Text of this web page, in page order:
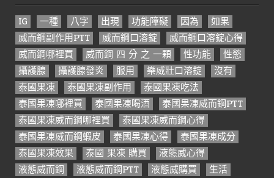
IG 一種 八字 出現 功能障礙 因為
如果
威而鋼副作用PTT
威而鋼口溶錠
威而鋼口溶錠心得
威而鋼哪裡買
威而鋼 四 分 之 一顆 性功能
性慾
攝護腺
攝護腺發炎 服用 樂威壯口溶錠
沒有
泰國果凍
泰國果凍副作用
泰國果凍吃法
泰國果凍哪裡買
泰國果凍喝酒
泰國果凍威而鋼PTT
泰國果凍威而鋼哪裡買
泰國果凍威而鋼心得
泰國果凍威而鋼蝦皮
泰國果凍心得
泰國果凍成分
泰國果凍效果
泰國 果凍 購買
液態威心得
液態威而鋼
液態威而鋼PTT 液態威購買
生活